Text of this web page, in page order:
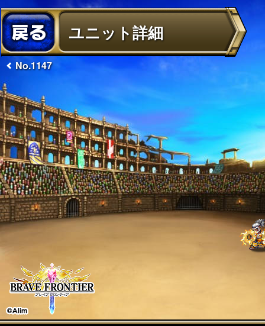
ユニット詳細
No.1147